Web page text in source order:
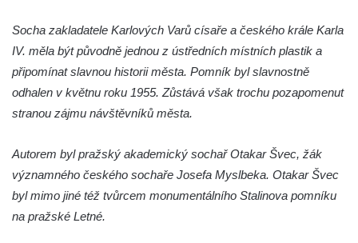
Socha Vydry si hrají v ZOO Hluboká
Socha Přátelství v ZOO Hluboká
Socha Matka příroda v ZOO Hluboká
Socha Vlčice s mládětem v ZOO Hluboká
Socha Rys číhající na srnu v ZOO Hluboká
Socha Orlice v ZOO Hluboká
Socha zakladatele Karlových Varů císaře a českého krále Karla
IV. měla být původně jednou z ústředních místních plastik a
připomínat slavnou historii města. Pomník byl slavnostně
odhalen v květnu roku 1955. Zůstává však trochu pozapomenut
stranou zájmu návštěvníků města.
Autorem byl pražský akademický sochař Otakar Švec, žák
významného českého sochaře Josefa Myslbeka. Otakar Švec
byl mimo jiné též tvůrcem monumentálního Stalinova pomníku
na pražské Letné.